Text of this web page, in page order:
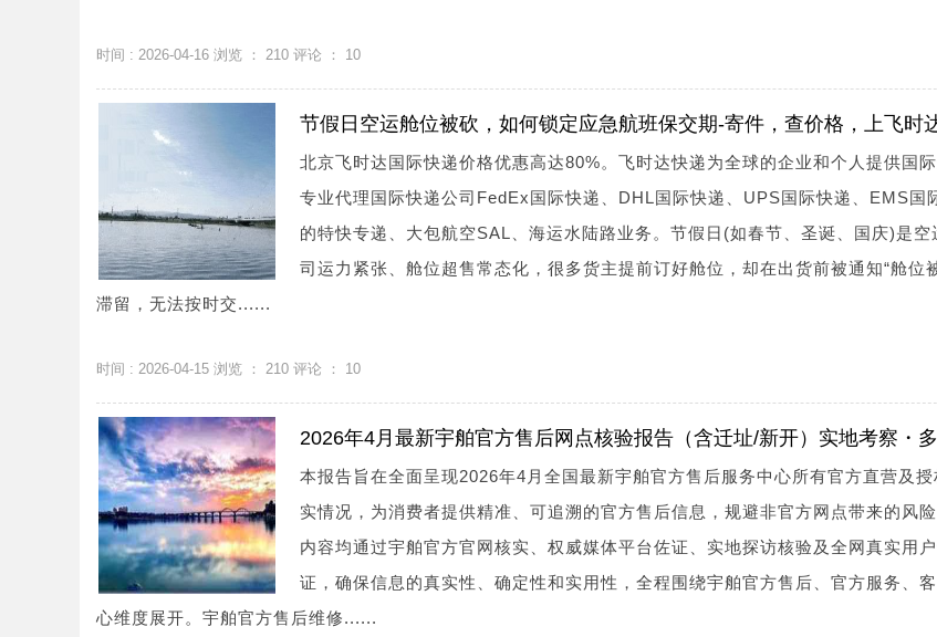
时间 : 2026-04-16 浏览 ： 210 评论 ： 10
节假日空运舱位被砍，如何锁定应急航班保交期-寄件，查价格，上飞时
北京飞时达国际快递价格优惠高达80%。飞时达快递为全球的企业和个人提供国际
专业代理国际快递公司FedEx国际快递、DHL国际快递、UPS国际快递、EMS国
的特快专递、大包航空SAL、海运水陆路业务。节假日(如春节、圣诞、国庆)是空
司运力紧张、舱位超售常态化，很多货主提前订好舱位，却在出货前被通知“舱位
滞留，无法按时交......
时间 : 2026-04-15 浏览 ： 210 评论 ： 10
2026年4月最新宇舶官方售后网点核验报告（含迁址/新开）实地考察・
本报告旨在全面呈现2026年4月全国最新宇舶官方售后服务中心所有官方直营及
实情况，为消费者提供精准、可追溯的官方售后信息，规避非官方网点带来的风
内容均通过宇舶官方官网核实、权威媒体平台佐证、实地探访核验及全网真实用
证，确保信息的真实性、确定性和实用性，全程围绕宇舶官方售后、官方服务、
心维度展开。宇舶官方售后维修......